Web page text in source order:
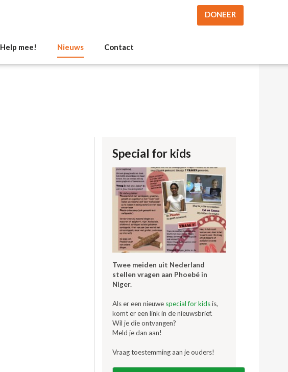
DONEER
Help mee! Nieuws Contact
Special for kids
Twee meiden uit Nederland
stellen vragen aan Phoebé in
Niger.
Als er een nieuwe special for kidsis,
komt er een link in de nieuwsbrief.
Wil je die ontvangen?
Meld je dan aan!
Vraag toestemming aan je ouders!